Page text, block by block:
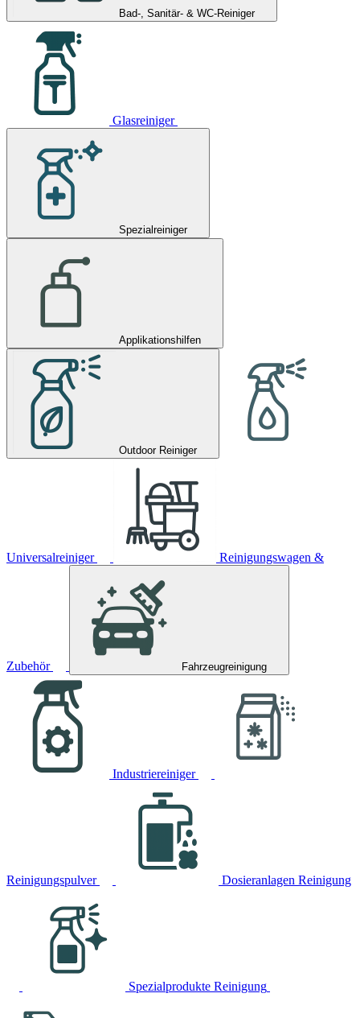
Bad-, Sanitär- & WC-Reiniger
Glasreiniger
Spezialreiniger
Applikationshilfen
Outdoor Reiniger
Universalreiniger Reinigungswagen &
Zubehör Fahrzeugreinigung
Industriereiniger
Reinigungspulver Dosieranlagen Reinigung
Spezialprodukte Reinigung